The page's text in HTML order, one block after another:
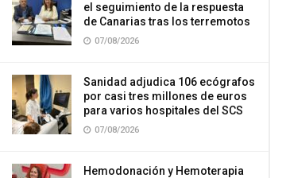
el seguimiento de la respuesta
de Canarias tras los terremotos
07/08/2026
Sanidad adjudica 106 ecógrafos
por casi tres millones de euros
para varios hospitales del SCS
07/08/2026
Hemodonación y Hemoterapia